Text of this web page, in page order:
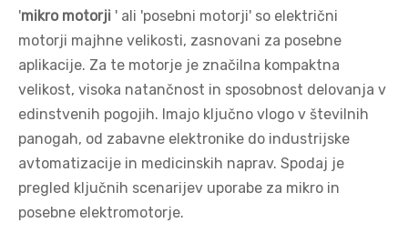
'mikro motorji ' ali 'posebni motorji' so električni
motorji majhne velikosti, zasnovani za posebne
aplikacije. Za te motorje je značilna kompaktna
velikost, visoka natančnost in sposobnost delovanja v
edinstvenih pogojih. Imajo ključno vlogo v številnih
panogah, od zabavne elektronike do industrijske
avtomatizacije in medicinskih naprav. Spodaj je
pregled ključnih scenarijev uporabe za mikro in
posebne elektromotorje.